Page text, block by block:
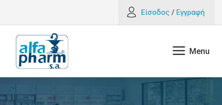
Είσοδος / Εγγραφή